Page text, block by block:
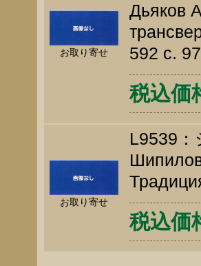
お取り寄せ
Дьяков
592 c.
税込価
お取り寄せ
L9539
税込価